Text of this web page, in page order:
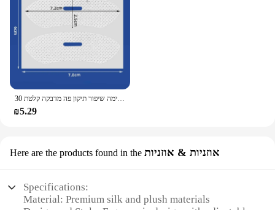
30 יח'\אריזה נגד נחירות מדבקות שינה לילה שינה שפתיים נשימה שיפור תיקון פה מדבקה קלטת
₪5.29
Here are the products found in the אוזניות & אוזניות
Specifications:
Material: Premium silk and plush materials